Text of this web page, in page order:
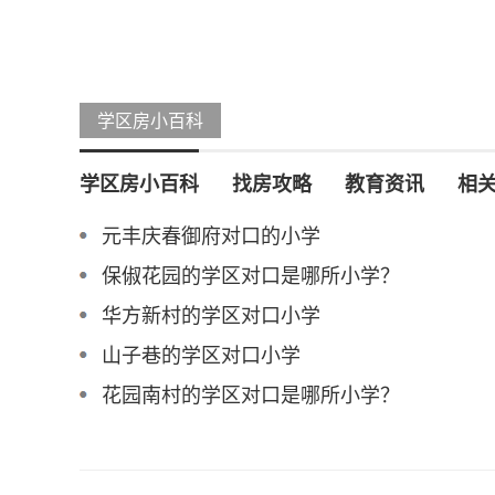
学区房小百科
学区房小百科 找房攻略 教育资讯 相
元丰庆春御府对口的小学
保俶花园的学区对口是哪所小学？
华方新村的学区对口小学
山子巷的学区对口小学
花园南村的学区对口是哪所小学？